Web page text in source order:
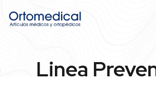
Linea